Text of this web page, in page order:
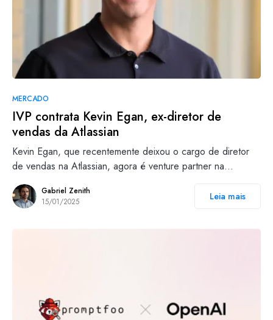
MERCADO
IVP contrata Kevin Egan, ex-diretor de
vendas da Atlassian
Kevin Egan, que recentemente deixou o cargo de diretor
de vendas na Atlassian, agora é venture partner na…
Gabriel Zenith
15/01/2025
Leia mais